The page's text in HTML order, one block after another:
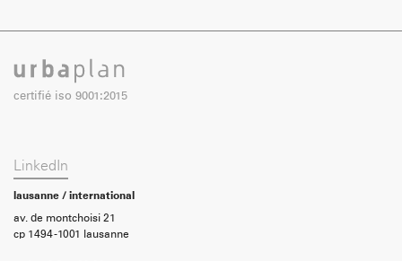
certifié iso 9001:2015
LinkedIn
lausanne / international
av. de montchoisi 21
cp 1494 -1001 lausanne